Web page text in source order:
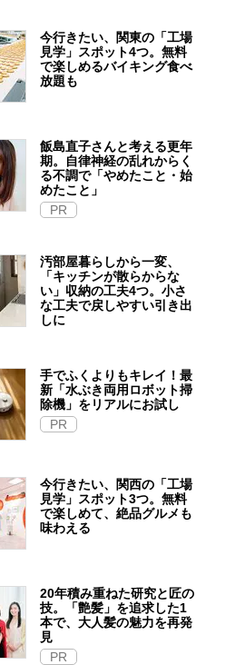
今行きたい、関東の「工場
見学」スポット4つ。無料
で楽しめるバイキング食べ
放題も
飯島直子さんと考える更年
期。自律神経の乱れからく
る不調で「やめたこと・始
めたこと」
PR
汚部屋暮らしから一変、
「キッチンが散らからな
い」収納の工夫4つ。小さ
な工夫で戻しやすい引き出
しに
手でふくよりもキレイ！最
新「水ぶき両用ロボット掃
除機」をリアルにお試し
PR
今行きたい、関西の「工場
見学」スポット3つ。無料
で楽しめて、絶品グルメも
味わえる
20年積み重ねた研究と匠の
技。「艶髪」を追求した1
本で、大人髪の魅力を再発
見
PR